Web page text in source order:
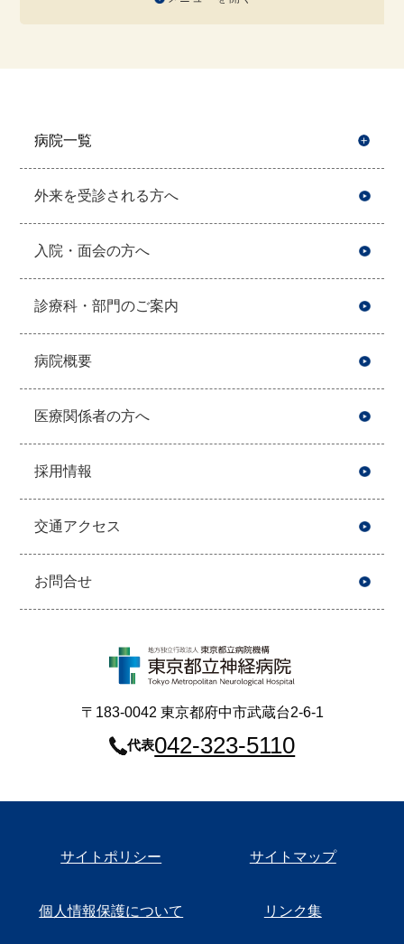
病院一覧
外来を受診される方へ
入院・面会の方へ
診療科・部門のご案内
病院概要
医療関係者の方へ
採用情報
交通アクセス
お問合せ
〒183-0042 東京都府中市武蔵台2-6-1
代表042-323-5110
サイトポリシー サイトマップ
個人情報保護について リンク集